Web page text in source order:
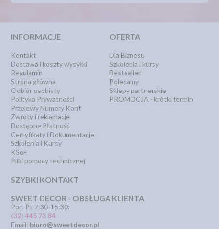
INFORMACJE
Kontakt
Dostawa i koszty wysyłki
Regulamin
Strona główna
Odbiór osobisty
Polityka Prywatności
Przelewy Numery Kont
Zwroty i reklamacje
Dostępne Płatność
Certyfikaty i Dokumentacje
Szkolenia i Kursy
KSeF
Pliki pomocy technicznej
OFERTA
Dla Biznesu
Szkolenia i kursy
Bestseller
Polecamy
Sklepy partnerskie
PROMOCJA - krótki termin
SZYBKI KONTAKT
SWEET DECOR - OBSŁUGA KLIENTA
Pon-Pt 7:30-15:30:
(32) 445 73 84
Email: biuro@sweetdecor.pl